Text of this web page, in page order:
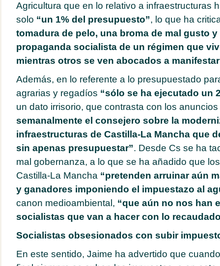
Agricultura que en lo relativo a infraestructuras
solo “un 1% del presupuesto”, lo que ha
tomadura de pelo, una broma de mal gusto
propaganda socialista de un régimen que
mientras otros se ven abocados a
Además, en lo referente a lo presupuestado
agrarias y regadíos “sólo se ha ejecutado un
un dato irrisorio, que contrasta con los
semanalmente el consejero sobre la
infraestructuras de Castilla-La Mancha que
sin apenas presupuestar”. Desde Cs se ha
mal gobernanza, a lo que se ha añadido que
Castilla-La Mancha “pretenden arruinar aún
y ganadores imponiendo el impuestazo al
canon medioambiental, “que aún no nos han
socialistas que van a hacer con lo
Socialistas obsesionados con subir
En este sentido, Jaime ha advertido que